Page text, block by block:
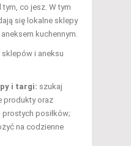
co jesz. W tym
się lokalne sklepy
kuchennym.
i aneksu
i targi: szukaj
produkty oraz
posiłków;
na codzienne